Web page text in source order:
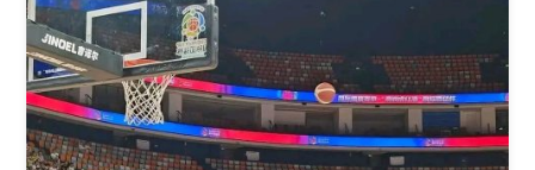
© 237lions.com